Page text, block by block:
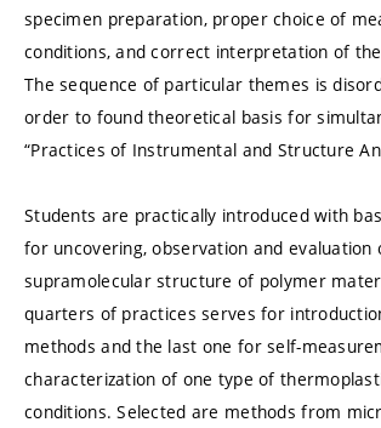
specimen preparation, proper choice of
conditions, and correct interpretation of
The sequence of particular themes is
order to found theoretical basis for
“Practices of Instrumental and Structure
Students are practically introduced with
for uncovering, observation and evaluation
supramolecular structure of polymer
quarters of practices serves for
methods and the last one for self-
characterization of one type of
conditions. Selected are methods from